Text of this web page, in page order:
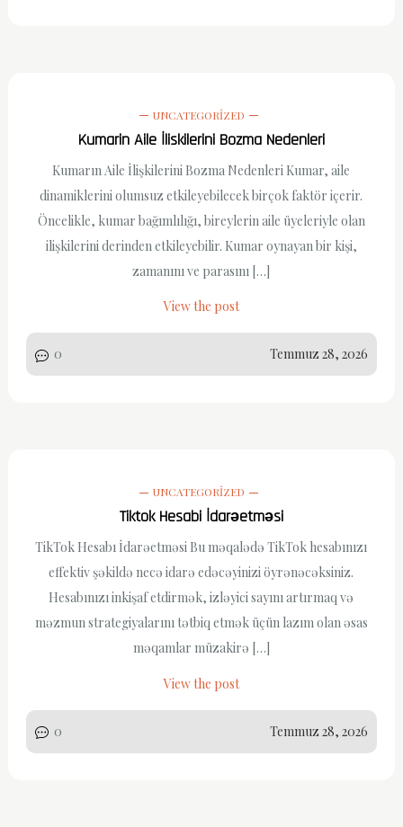
UNCATEGORIZED
Kumarin Aile İliskilerini Bozma Nedenleri
Kumarın Aile İlişkilerini Bozma Nedenleri Kumar, aile
dinamiklerini olumsuz etkileyebilecek birçok faktör içerir.
Öncelikle, kumar bağımlılığı, bireylerin aile üyeleriyle olan
ilişkilerini derinden etkileyebilir. Kumar oynayan bir kişi,
zamanını ve parasını […]
View the post
0 Temmuz 28, 2026
UNCATEGORIZED
Tiktok Hesabi İdarəetməsi
TikTok Hesabı İdarəetməsi Bu məqalədə TikTok hesabınızı
effektiv şəkildə necə idarə edəcəyinizi öyrənəcəksiniz.
Hesabınızı inkişaf etdirmək, izləyici sayını artırmaq və
məzmun strategiyalarını tətbiq etmək üçün lazım olan əsas
məqamlar müzakirə […]
View the post
0 Temmuz 28, 2026